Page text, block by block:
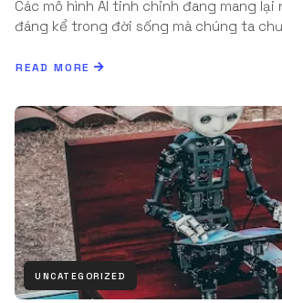
Các mô hình AI tinh chỉnh đang mang
đáng kể trong đời sống mà chúng ta
READ MORE
UNCATEGORIZED